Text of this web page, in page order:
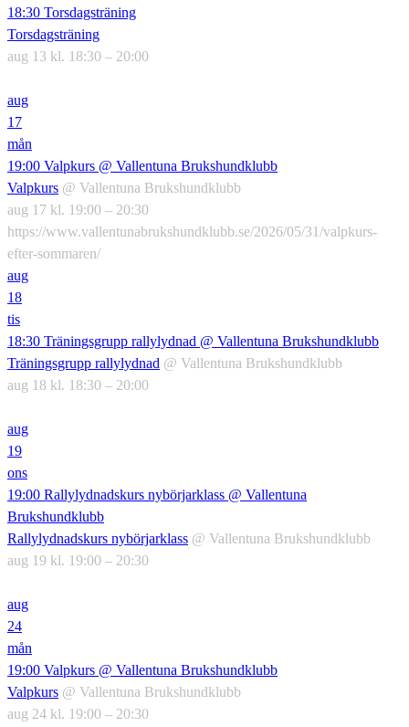
18:30 Torsdagsträning
Torsdagsträning
aug 13 kl. 18:30 – 20:00
aug
17
mån
19:00 Valpkurs @ Vallentuna Brukshundklubb
Valpkurs @ Vallentuna Brukshundklubb
aug 17 kl. 19:00 – 20:30
https://www.vallentunabrukshundklubb.se/2026/05/31/valpkurs-
efter-sommaren/
aug
18
tis
18:30 Träningsgrupp rallylydnad @ Vallentuna Brukshundklubb
Träningsgrupp rallylydnad @ Vallentuna Brukshundklubb
aug 18 kl. 18:30 – 20:00
aug
19
ons
19:00 Rallylydnadskurs nybörjarklass @ Vallentuna
Brukshundklubb
Rallylydnadskurs nybörjarklass @ Vallentuna Brukshundklubb
aug 19 kl. 19:00 – 20:30
aug
24
mån
19:00 Valpkurs @ Vallentuna Brukshundklubb
Valpkurs @ Vallentuna Brukshundklubb
aug 24 kl. 19:00 – 20:30